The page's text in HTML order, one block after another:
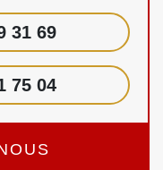
31 69
75 04